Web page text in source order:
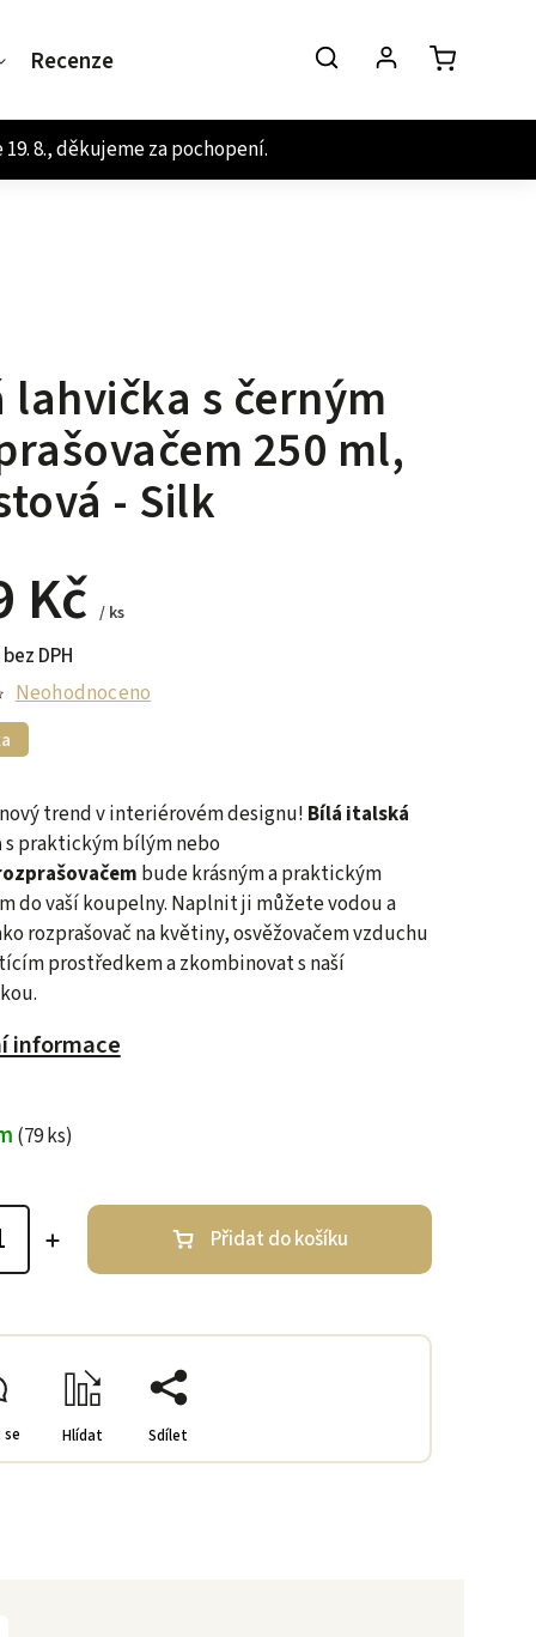
Recenze
lahvička s černým
250 ml,
- Silk
Kč / ks
DPH
Neohodnoceno
trend v interiérovém designu! Bílá italská
s praktickým bílým nebo
bude krásným a praktickým
do vaší koupelny. Naplnit ji můžete vodou a
rozprašovač na květiny, osvěžovačem vzduchu
prostředkem a zkombinovat s naší
informace
(79 ks)
Přidat do košíku
Hlídat Sdílet